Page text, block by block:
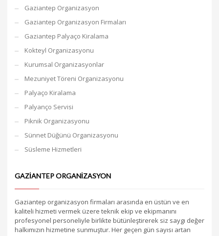
Gaziantep Organizasyon
Gaziantep Organizasyon Firmaları
Gaziantep Palyaço Kiralama
Kokteyl Organizasyonu
Kurumsal Organizasyonlar
Mezuniyet Töreni Organizasyonu
Palyaço Kiralama
Palyanço Servisi
Piknik Organizasyonu
Sünnet Düğünü Organizasyonu
Süsleme Hizmetleri
GAZIANTEP ORGANIZASYON
Gaziantep organizasyon firmaları arasında en üstün ve en
kaliteli hizmeti vermek üzere teknik ekip ve ekipmanını
profesyonel personeliyle birlikte bütünleştirerek siz saygı değer
halkımızın hizmetine sunmuştur. Her geçen gün sayısı artan